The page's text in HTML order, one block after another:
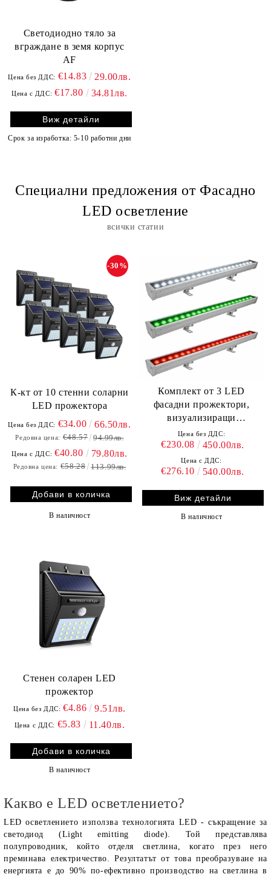
Светодиодно тяло за
вграждане в земя корпус
АF
Цена без ДДС: €14.83 29.00лв.
Цена с ДДС: €17.80 34.81лв.
Виж детайли
Срок за изработка: 5-10 работни дни
Специални предложения от Фасадно
LED осветление
всички статии
К-кт от 10 стенни соларни
LED прожектора
-30%
Цена без ДДС: €34.00 66.50лв.
Редовна цена: €48.57 94.99лв.
Цена с ДДС: €40.80 79.80лв.
Редовна цена: €58.28 113.99лв.
В наличност
Комплект от 3 LED
фасадни прожектори,
визуализиращи
българското знаме
Цена без ДДС:
€230.08 450.00лв.
Цена с ДДС:
€276.10 540.00лв.
Виж детайли
В наличност
Стенен соларен LED
прожектор
Цена без ДДС: €4.86 9.51лв.
Цена с ДДС: €5.83 11.40лв.
В наличност
Какво е LED осветлението?
LED осветлението използва технологията LED - съкращение за
светодиод (Light emitting diode). Той представлява
полупроводник, който отделя светлина, когато през него
преминава електричество. Резултатът от това преобразуване на
енергията е до 90% по-ефективно производство на светлина в